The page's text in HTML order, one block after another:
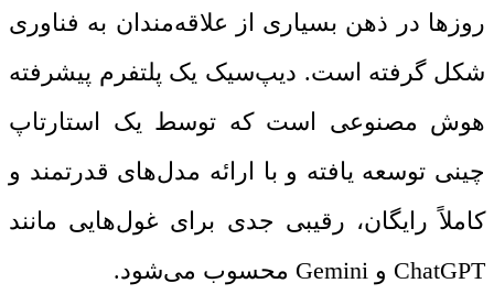
روزها در ذهن بسیاری از علاقه‌مندان به فناوری
شکل گرفته است. دیپ‌سیک یک پلتفرم پیشرفته
هوش مصنوعی است که توسط یک استارتاپ
چینی توسعه یافته و با ارائه مدل‌های قدرتمند و
کاملاً رایگان، رقیبی جدی برای غول‌هایی مانند
ChatGPT و Gemini محسوب می‌شود.